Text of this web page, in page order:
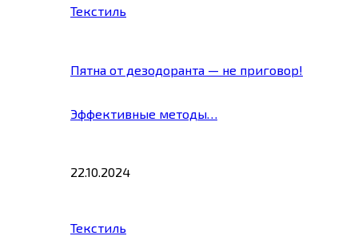
Текстиль
Пятна от дезодоранта — не приговор!
Эффективные методы…
22.10.2024
Текстиль